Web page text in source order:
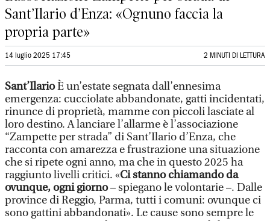
Sant’Ilario d’Enza: «Ognuno faccia la
propria parte»
14 luglio 2025 17:45 2 MINUTI DI LETTURA
Sant’IlarioÈ un’estate segnata dall’ennesima
emergenza: cucciolate abbandonate, gatti incidentati,
rinunce di proprietà, mamme con piccoli lasciate al
loro destino. A lanciare l’allarme è l’associazione
“Zampette per strada” di Sant’Ilario d’Enza, che
racconta con amarezza e frustrazione una situazione
che si ripete ogni anno, ma che in questo 2025 ha
raggiunto livelli critici. «Ci stanno chiamando da
ovunque, ogni giorno– spiegano le volontarie –. Dalle
province di Reggio, Parma, tutti i comuni: ovunque ci
sono gattini abbandonati». Le cause sono sempre le